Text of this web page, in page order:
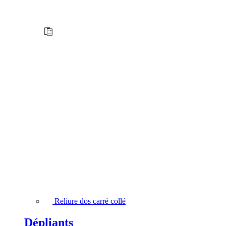
Reliure dos carré collé
Dépliants